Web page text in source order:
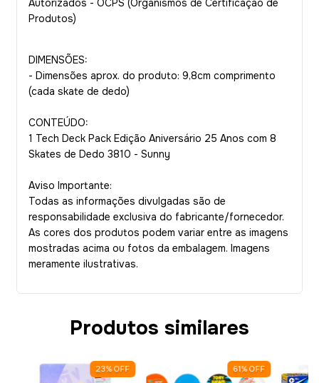
Produtos)
DIMENSÕES:
- Dimensões aprox. do produto: 9,8cm comprimento
(cada skate de dedo)
CONTEÚDO:
1 Tech Deck Pack Edição Aniversário 25 Anos com 8
Skates de Dedo 3810 - Sunny
Aviso Importante:
Todas as informações divulgadas são de
responsabilidade exclusiva do fabricante/fornecedor.
As cores dos produtos podem variar entre as imagens
mostradas acima ou fotos da embalagem. Imagens
meramente ilustrativas.
Produtos similares
23%OFF 61%OFF